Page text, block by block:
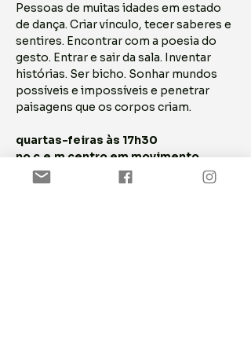
Pessoas de muitas idades em estado
de dança. Criar vínculo, tecer saberes e
sentires. Encontrar com a poesia do
gesto. Entrar e sair da sala. Inventar
histórias. Ser bicho. Sonhar mundos
possíveis e impossíveis e penetrar
paisagens que os corpos criam.
quartas-feiras às 17h30
no c.e.m centro em movimento
Rua dos Fanqueiros, 150 - 1º andar |